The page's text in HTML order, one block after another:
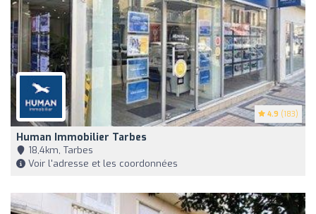
4.9 (183)
Human Immobilier Tarbes
18,4km, Tarbes
Voir l'adresse et les coordonnées